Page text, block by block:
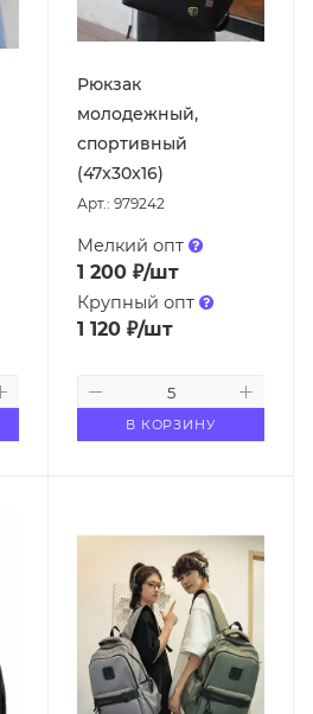
Рюкзак
молодежный,
спортивный
(47x30x16)
Арт.: 979242
Мелкий опт
1 200₽/шт
Крупный опт
1 120₽/шт
В КОРЗИНУ